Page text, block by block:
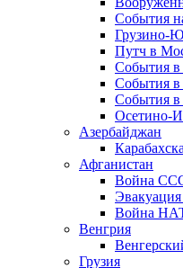
События
Грузино-
Путч в
События в
События в
События в
Осетино-
Азербайджан
Афганистан
Война
Эвакуация
Война
Венгрия
Грузия